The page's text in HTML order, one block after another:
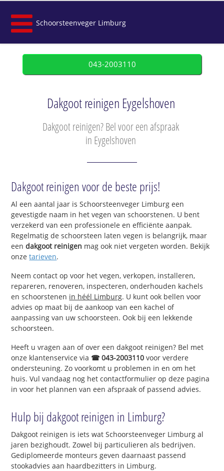
Schoorsteenveger Limburg
043-2003110
Dakgoot reinigen Eygelshoven
Dakgoot reinigen? Bel voor een afspraak
in Eygelshoven
Dakgoot reinigen voor de beste prijs!
Al een aantal jaar is Schoorsteenveger Limburg een
gevestigde naam in het vegen van schoorstenen. U bent
verzekerd van een professionele en efficiënte aanpak.
Regelmatig de schoorsteen laten vegen is belangrijk, maar
eendakgoot reinigen mag ook niet vergeten worden. Bekijk
onzetarieven.
Neem contact op voor het vegen, verkopen, installeren,
repareren, renoveren, inspecteren, onderhouden kachels
en schoorstenen in héél Limburg. U kunt ook bellen voor
advies op maat bij de aankoop van een kachel of
aanpassing van uw schoorsteen. Ook bij een lekkende
schoorsteen.
Heeft u vragen aan of over een dakgoot reinigen? Bel met
onze klantenservice via ☎ 043-2003110 voor verdere
ondersteuning. Zo voorkomt u problemen in en om het
huis. Vul vandaag nog het contactformulier op deze pagina
in voor het plannen van een afspraak of passend advies.
Hulp bij dakgoot reinigen in Limburg?
Dakgoot reinigen is iets wat Schoorsteenveger Limburg al
jaren bezighoudt. Zowel bij particulieren als bedrijven.
Gediplomeerde monteurs geven daarnaast passend
stookadvies aan haardbezitters in Limburg.